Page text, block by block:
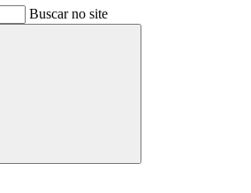
Buscar no site
Buscar